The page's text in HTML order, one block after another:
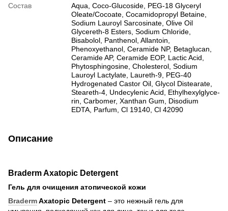
Состав
Aqua, Coco-Glucoside, PEG-18 Glyceryl
Oleate/Cocoate, Cocamidopropyl Betaine,
Sodium Lauroyl Sarcosinate, Olive Oil
Glycereth-8 Esters, Sodium Chloride,
Bisabolol, Panthenol, Allantoin,
Phenoxyethanol, Ceramide NP, Betaglucan,
Ceramide AP, Ceramide EOP, Lactic Acid,
Phytosphingosine, Cholesterol, Sodium
Lauroyl Lactylate, Laureth-9, PEG-40
Hydrogenated Castor Oil, Glycol Distearate,
Steareth-4, Undecylenic Acid, Ethylhexylglyce-
rin, Carbomer, Xanthan Gum, Disodium
EDTA, Parfum, Cl 19140, Cl 42090
Описание
Braderm Axatopic Detergent
Гель для очищения атопической кожи
BradermAxatopic Detergent – это нежный гель для